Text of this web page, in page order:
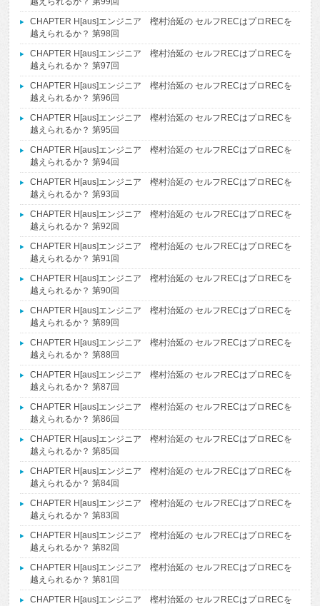
CHAPTER H[aus]エンジニア 樫村治延の セルフRECはプロRECを
越えられるか？ 第98回
CHAPTER H[aus]エンジニア 樫村治延の セルフRECはプロRECを
越えられるか？ 第97回
CHAPTER H[aus]エンジニア 樫村治延の セルフRECはプロRECを
越えられるか？ 第96回
CHAPTER H[aus]エンジニア 樫村治延の セルフRECはプロRECを
越えられるか？ 第95回
CHAPTER H[aus]エンジニア 樫村治延の セルフRECはプロRECを
越えられるか？ 第94回
CHAPTER H[aus]エンジニア 樫村治延の セルフRECはプロRECを
越えられるか？ 第93回
CHAPTER H[aus]エンジニア 樫村治延の セルフRECはプロRECを
越えられるか？ 第92回
CHAPTER H[aus]エンジニア 樫村治延の セルフRECはプロRECを
越えられるか？ 第91回
CHAPTER H[aus]エンジニア 樫村治延の セルフRECはプロRECを
越えられるか？ 第90回
CHAPTER H[aus]エンジニア 樫村治延の セルフRECはプロRECを
越えられるか？ 第89回
CHAPTER H[aus]エンジニア 樫村治延の セルフRECはプロRECを
越えられるか？ 第88回
CHAPTER H[aus]エンジニア 樫村治延の セルフRECはプロRECを
越えられるか？ 第87回
CHAPTER H[aus]エンジニア 樫村治延の セルフRECはプロRECを
越えられるか？ 第86回
CHAPTER H[aus]エンジニア 樫村治延の セルフRECはプロRECを
越えられるか？ 第85回
CHAPTER H[aus]エンジニア 樫村治延の セルフRECはプロRECを
越えられるか？ 第84回
CHAPTER H[aus]エンジニア 樫村治延の セルフRECはプロRECを
越えられるか？ 第83回
CHAPTER H[aus]エンジニア 樫村治延の セルフRECはプロRECを
越えられるか？ 第82回
CHAPTER H[aus]エンジニア 樫村治延の セルフRECはプロRECを
越えられるか？ 第81回
CHAPTER H[aus]エンジニア 樫村治延の セルフRECはプロRECを